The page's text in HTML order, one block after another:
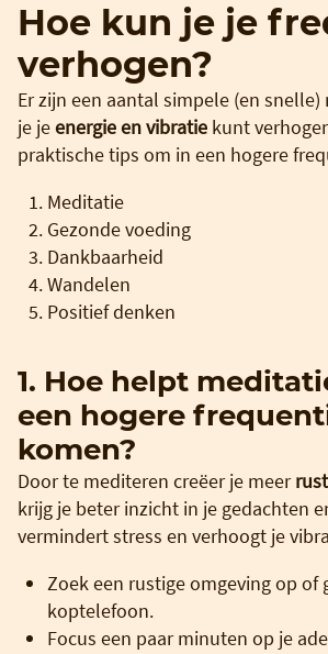
Hoe kun je je
verhogen?
Er zijn een aantal simpele (en
je jeenergie en vibratie kunt
praktische tips om in een hogere
Meditatie
Gezonde voeding
Dankbaarheid
Wandelen
Positief denken
1. Hoe helpt
een hogere
komen?
Door te mediteren creëer je meer
krijg je beter inzicht in je gedachten
vermindert stress en verhoogt je
Zoek een rustige omgeving op of
koptelefoon.
Focus een paar minuten op je